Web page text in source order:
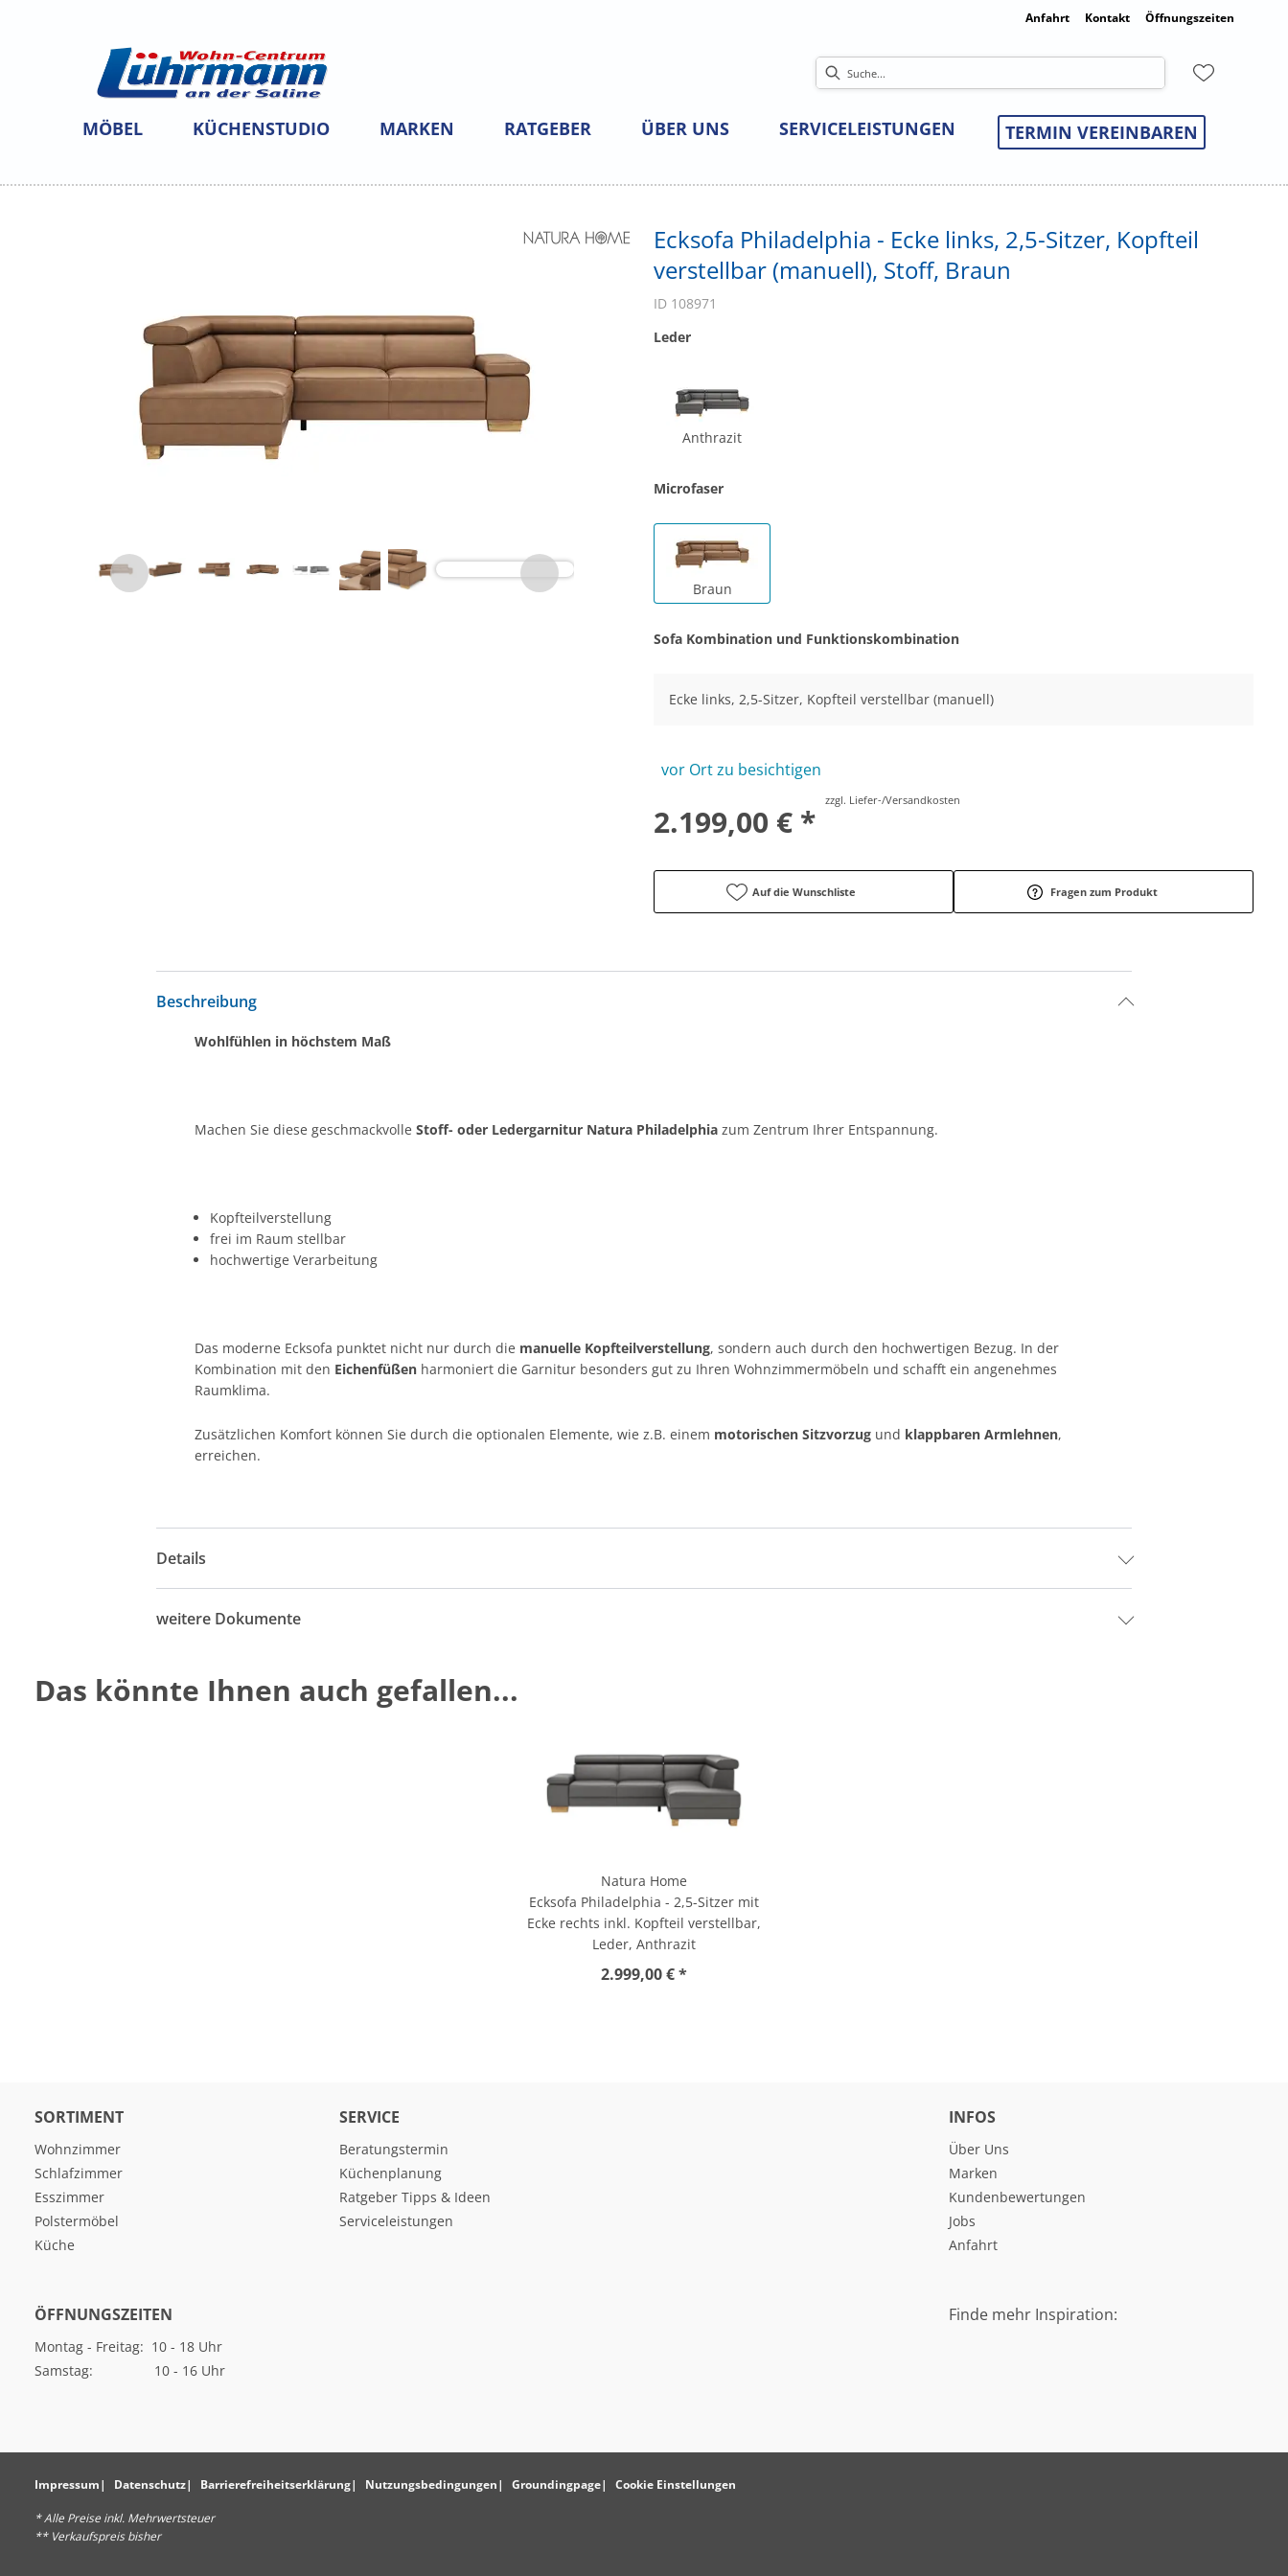
Anfahrt Kontakt Öffnungszeiten
MÖBEL KÜCHENSTUDIO MARKEN RATGEBER ÜBER UNS SERVICELEISTUNGEN TERMIN VEREINBAREN
Ecksofa Philadelphia - Ecke links, 2,5-Sitzer, Kopfteil
verstellbar (manuell), Stoff, Braun
ID 108971
Leder
Anthrazit
Microfaser
Braun
Sofa Kombination und Funktionskombination
Ecke links, 2,5-Sitzer, Kopfteil verstellbar (manuell)
vor Ort zu besichtigen
2.199,00 € *
zzgl. Liefer-/Versandkosten
Auf die Wunschliste Fragen zum Produkt
Beschreibung
Wohlfühlen in höchstem Maß
Machen Sie diese geschmackvolleStoff- oder Ledergarnitur Natura Philadelphia zum Zentrum Ihrer Entspannung.
Kopfteilverstellung
frei im Raum stellbar
hochwertige Verarbeitung
Das moderne Ecksofa punktet nicht nur durch die manuelle Kopfteilverstellung, sondern auch durch den hochwertigen Bezug. In der
Kombination mit den Eichenfüßen harmoniert die Garnitur besonders gut zu Ihren Wohnzimmermöbeln und schafft ein angenehmes
Raumklima.
Zusätzlichen Komfort können Sie durch die optionalen Elemente, wie z.B. einem motorischen Sitzvorzug und klappbaren Armlehnen,
erreichen.
Details
weitere Dokumente
Das könnte Ihnen auch gefallen...
Natura Home
Ecksofa Philadelphia - 2,5-Sitzer mit
Ecke rechts inkl. Kopfteil verstellbar,
Leder, Anthrazit
2.999,00 € *
SORTIMENT
Wohnzimmer
Schlafzimmer
Esszimmer
Polstermöbel
Küche
SERVICE
Beratungstermin
Küchenplanung
Ratgeber Tipps & Ideen
Serviceleistungen
INFOS
Über Uns
Marken
Kundenbewertungen
Jobs
Anfahrt
ÖFFNUNGSZEITEN
Montag - Freitag: 10 - 18 Uhr
Samstag: 10 - 16 Uhr
Finde mehr Inspiration:
Impressum Datenschutz Barrierefreiheitserklärung Nutzungsbedingungen Groundingpage Cookie Einstellungen
* Alle Preise inkl. Mehrwertsteuer
** Verkaufspreis bisher